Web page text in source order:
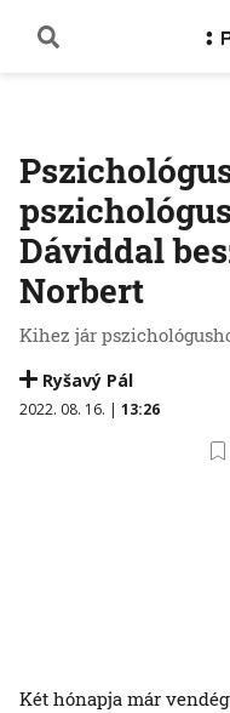
Dáviddal
Norbert
Kihez jár
Ryšavý Pál
2022. 08. 16. | 13:26
Két hónapja már vendégünk volt Ágh Dávid pszichológus,